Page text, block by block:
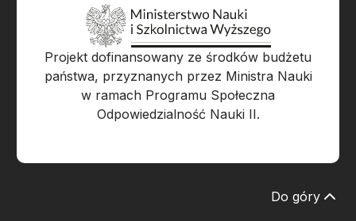
Projekt dofinansowany ze środków budżetu
państwa, przyznanych przez Ministra Nauki
w ramach Programu Społeczna
Odpowiedzialność Nauki II.
Do góry